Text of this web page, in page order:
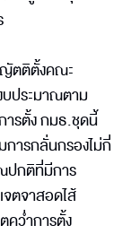
ตติตั้งคณะ
ประมาณตาม
ารตั้ง กมธ.ชุดนี้
ารกลั่นกรองไม่กี่
ปกติที่มีการ
ตจาสอดไส้
คว่ำการตั้ง